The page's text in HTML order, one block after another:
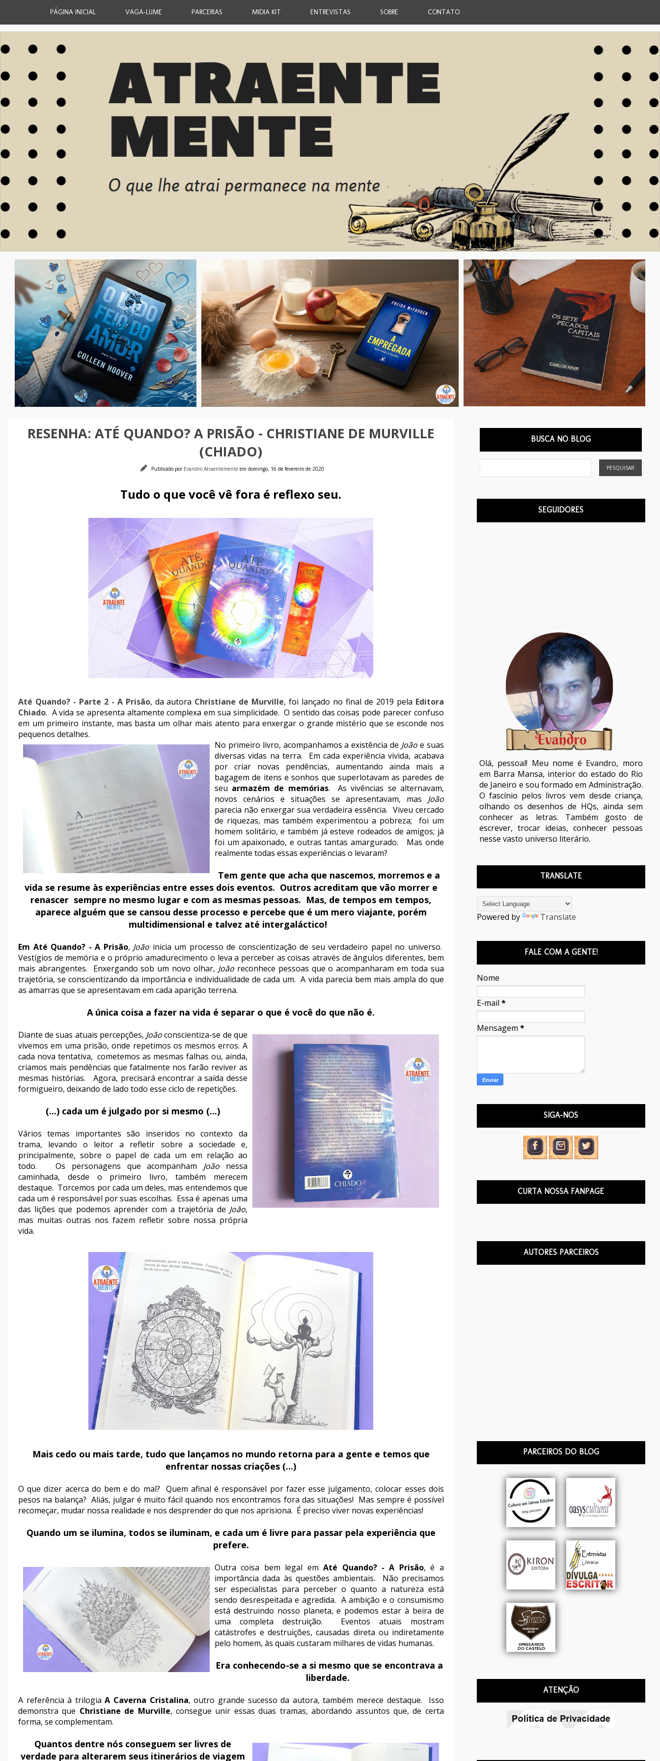
PÁGINA INICIAL VAGA-LUME PARCERIAS MIDIA KIT ENTREVISTAS SOBRE CONTATO
RESENHA: ATÉ QUANDO? A PRISÃO - CHRISTIANE DE MURVILLE
(CHIADO)
Publicado por Evandro Atraentemente em domingo, 16 de fevereiro de 2020
Tudo o que você vê fora é reflexo seu.
Até Quando? - Parte 2 - A Prisão, da autora Christiane de Murville, foi lançado no final de 2019 pela Editora
Chiado. A vida se apresenta altamente complexa em sua simplicidade. O sentido das coisas pode parecer confuso
em um primeiro instante, mas basta um olhar mais atento para enxergar o grande mistério que se esconde nos
pequenos detalhes.
No primeiro livro, acompanhamos a existência de João e suas
diversas vidas na terra. Em cada experiência vivida, acabava
por criar novas pendências, aumentando ainda mais a
bagagem de itens e sonhos que superlotavam as paredes de
seu armazém de memórias. As vivências se alternavam,
novos cenários e situações se apresentavam, mas João
parecia não enxergar sua verdadeira essência. Viveu cercado
de riquezas, mas também experimentou a pobreza; foi um
homem solitário, e também já esteve rodeados de amigos; já
foi um apaixonado, e outras tantas amargurado. Mas onde
realmente todas essas experiências o levaram?
Tem gente que acha que nascemos, morremos e a
vida se resume às experiências entre esses dois eventos. Outros acreditam que vão morrer e
renascer sempre no mesmo lugar e com as mesmas pessoas. Mas, de tempos em tempos,
aparece alguém que se cansou desse processo e percebe que é um mero viajante, porém
multidimensional e talvez até intergaláctico!
Em Até Quando? - A Prisão, João inicia um processo de conscientização de seu verdadeiro papel no universo.
Vestígios de memória e o próprio amadurecimento o leva a perceber as coisas através de ângulos diferentes, bem
mais abrangentes. Enxergando sob um novo olhar, João reconhece pessoas que o acompanharam em toda sua
trajetória, se conscientizando da importância e individualidade de cada um. A vida parecia bem mais ampla do que
as amarras que se apresentavam em cada aparição terrena.
A única coisa a fazer na vida é separar o que é você do que não é.
Diante de suas atuais percepções, Joãoconscientiza-se de que
vivemos em uma prisão, onde repetimos os mesmos erros. A
cada nova tentativa, cometemos as mesmas falhas ou, ainda,
criamos mais pendências que fatalmente nos farão reviver as
mesmas histórias. Agora, precisará encontrar a saída desse
formigueiro, deixando de lado todo esse ciclo de repetições.
(...) cada um é julgado por si mesmo (...)
Vários temas importantes são inseridos no contexto da
trama, levando o leitor a refletir sobre a sociedade e,
principalmente, sobre o papel de cada um em relação ao
todo. Os personagens que acompanham João nessa
caminhada, desde o primeiro livro, também merecem
destaque. Torcemos por cada um deles, mas entendemos que
cada um é responsável por suas escolhas. Essa é apenas uma
das lições que podemos aprender com a trajetória de João,
mas muitas outras nos fazem refletir sobre nossa própria
vida.
Mais cedo ou mais tarde, tudo que lançamos no mundo retorna para a gente e temos que
enfrentar nossas criações (...)
O que dizer acerca do bem e do mal? Quem afinal é responsável por fazer esse julgamento, colocar esses dois
pesos na balança? Aliás, julgar é muito fácil quando nos encontramos fora das situações! Mas sempre é possível
recomeçar, mudar nossa realidade e nos desprender do que nos aprisiona. É preciso viver novas experiências!
Quando um se ilumina, todos se iluminam, e cada um é livre para passar pela experiência que
prefere.
Outra coisa bem legal emAté Quando? - A Prisão, é a
importância dada às questões ambientais. Não precisamos
ser especialistas para perceber o quanto a natureza está
sendo desrespeitada e agredida. A ambição e o consumismo
está destruindo nosso planeta, e podemos estar à beira de
uma completa destruição. Eventos atuais mostram
catástrofes e destruições, causadas direta ou indiretamente
pelo homem, às quais custaram milhares de vidas humanas.
Era conhecendo-se a si mesmo que se encontrava a
liberdade.
A referência à trilogiaA Caverna Cristalina, outro grande sucesso da autora, também merece destaque. Isso
demonstra que Christiane de Murville, consegue unir essas duas tramas, abordando assuntos que, de certa
forma, se complementam.
Quantos dentre nós conseguem ser livres de
verdade para alterarem seus itinerários de viagem
BUSCA NO BLOG
SEGUIDORES
Olá, pessoal! Meu nome é Evandro, moro
em Barra Mansa, interior do estado do Rio
de Janeiro e sou formado em Administração.
O fascínio pelos livros vem desde criança,
olhando os desenhos de HQs, ainda sem
conhecer as letras. Também gosto de
escrever, trocar ideias, conhecer pessoas
nesse vasto universo literário.
TRANSLATE
Powered by Translate
FALE COM A GENTE!
Nome
E-mail*
Mensagem*
SIGA-NOS
CURTA NOSSA FANPAGE
AUTORES PARCEIROS
PARCEIROS DO BLOG
ATENÇÃO